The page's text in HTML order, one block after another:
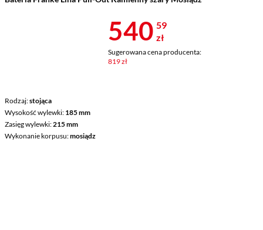
Rodzaj stojąca
Wysokość wylewki 185 mm
Zasięg wylewki 215 mm
Wykonanie korpusu mosiądz
Cena 540,59
540 59
zł
Sugerowana cena producenta:
819 zł